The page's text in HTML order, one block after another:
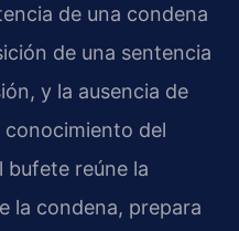
de una condena
de una sentencia
y la ausencia de
del
bufete reúne la
la condena, prepara